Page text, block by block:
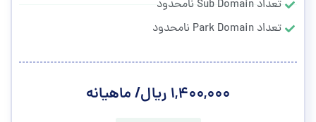
تعداد Sub Domain نامحدود
تعداد Park Domain نامحدود
۱,۴۰۰,۰۰۰ ریال/ ماهیانه